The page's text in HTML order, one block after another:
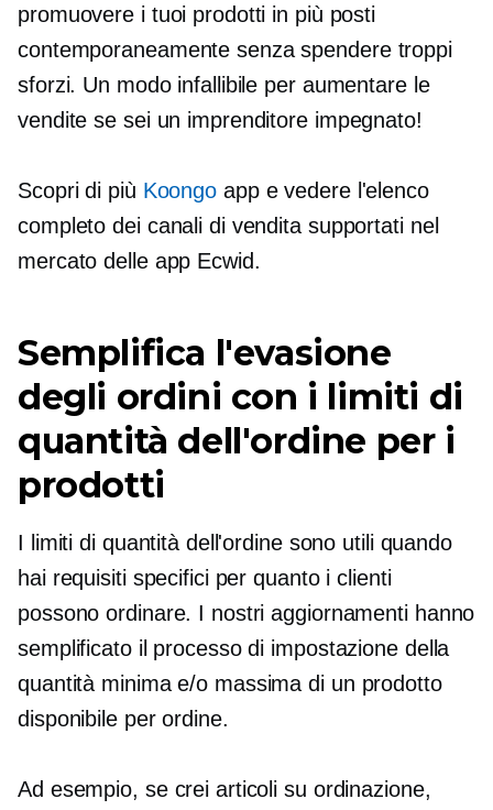
promuovere i tuoi prodotti in più posti
contemporaneamente senza spendere troppi
sforzi. Un modo infallibile per aumentare le
vendite se sei un imprenditore impegnato!
Scopri di più Koongo app e vedere l'elenco
completo dei canali di vendita supportati nel
mercato delle app Ecwid.
Semplifica l'evasione
degli ordini con i limiti di
quantità dell'ordine per i
prodotti
I limiti di quantità dell'ordine sono utili quando
hai requisiti specifici per quanto i clienti
possono ordinare. I nostri aggiornamenti hanno
semplificato il processo di impostazione della
quantità minima e/o massima di un prodotto
disponibile per ordine.
Ad esempio, se crei articoli su ordinazione,